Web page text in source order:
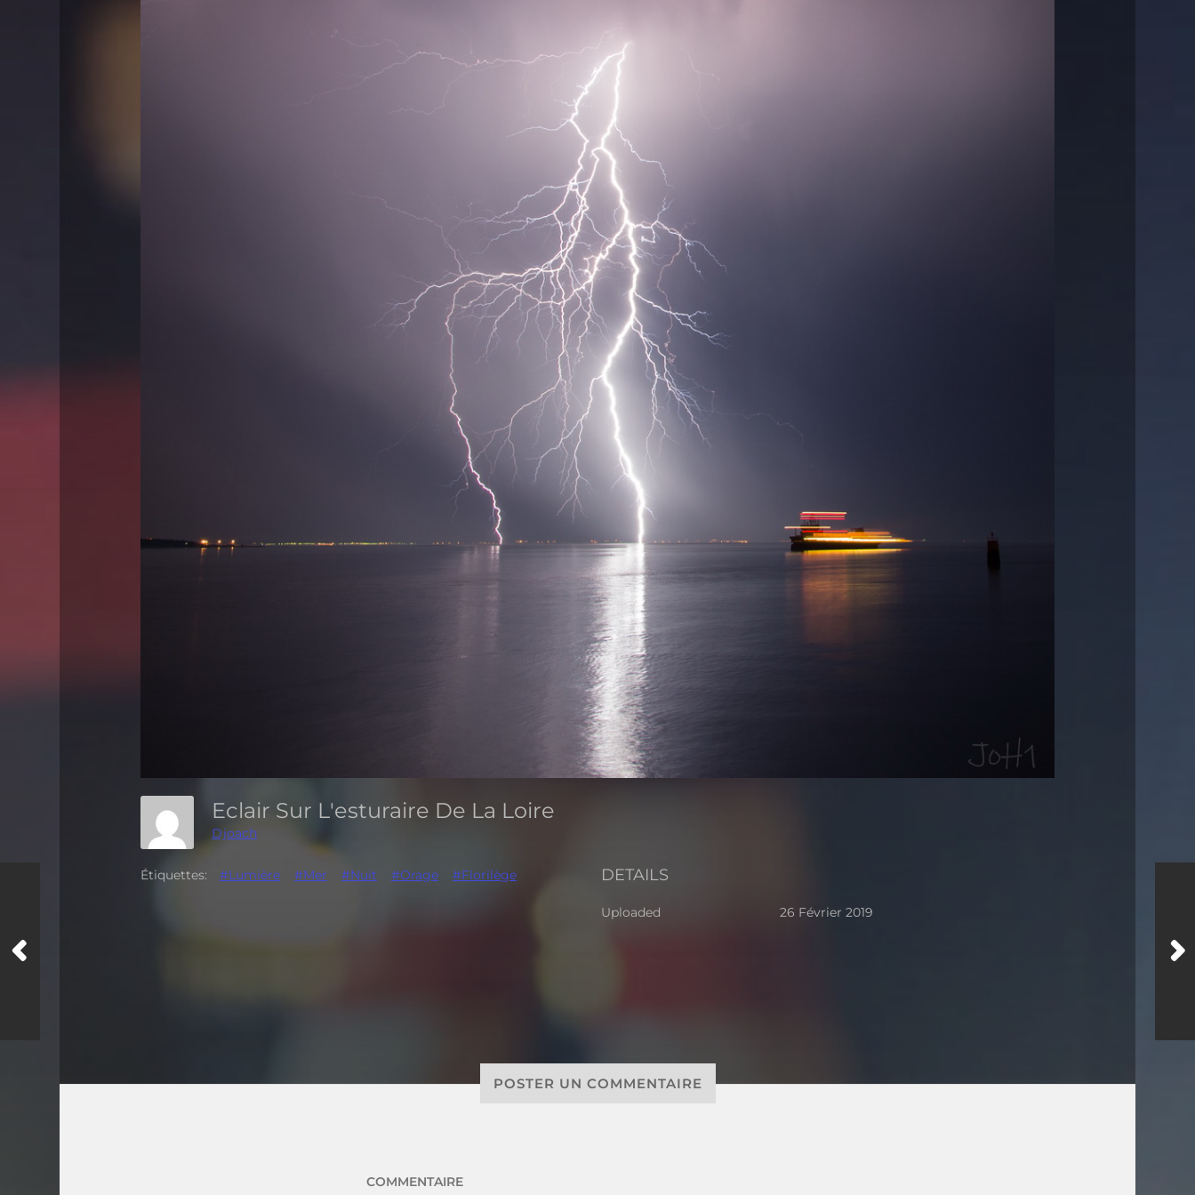
Eclair Sur L'esturaire De La Loire
Djoach
Étiquettes: #Lumière #Mer #Nuit #Orage #Florilège DETAILS
Uploaded 26 Février 2019
POSTER UN COMMENTAIRE
COMMENTAIRE